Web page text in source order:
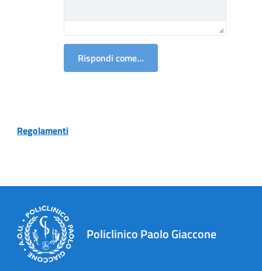
Rispondi come...
Regolamenti
Policlinico Paolo Giaccone